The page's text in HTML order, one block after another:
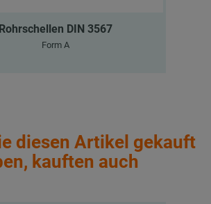
Rohrschellen DIN 3567
Form A
diesen Artikel gekauft
kauften auch